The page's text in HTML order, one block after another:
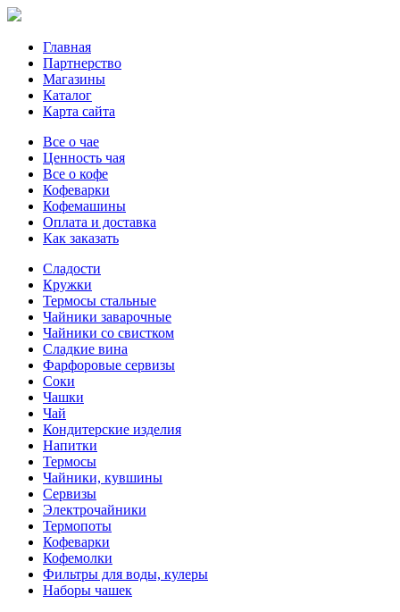
Главная
Партнерство
Магазины
Каталог
Карта сайта
Все о чае
Ценность чая
Все о кофе
Кофеварки
Кофемашины
Оплата и доставка
Как заказать
Сладости
Кружки
Термосы стальные
Чайники заварочные
Чайники со свистком
Сладкие вина
Фарфоровые сервизы
Соки
Чашки
Чай
Кондитерские изделия
Напитки
Термосы
Чайники, кувшины
Сервизы
Электрочайники
Термопоты
Кофеварки
Кофемолки
Фильтры для воды, кулеры
Наборы чашек